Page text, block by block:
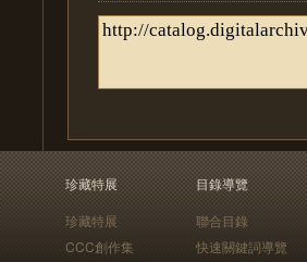
珍藏特展
珍藏特展
CCC創作集
目錄導覽
聯合目錄
快速關鍵詞導覽